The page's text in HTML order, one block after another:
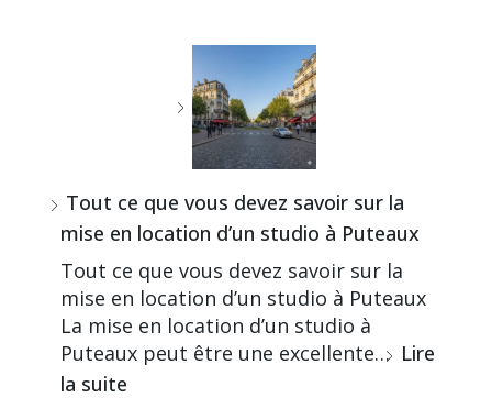
Tout ce que vous devez savoir sur la
mise en location d’un studio à Puteaux
Tout ce que vous devez savoir sur la
mise en location d’un studio à Puteaux
La mise en location d’un studio à
Puteaux peut être une excellente… Lire
la suite